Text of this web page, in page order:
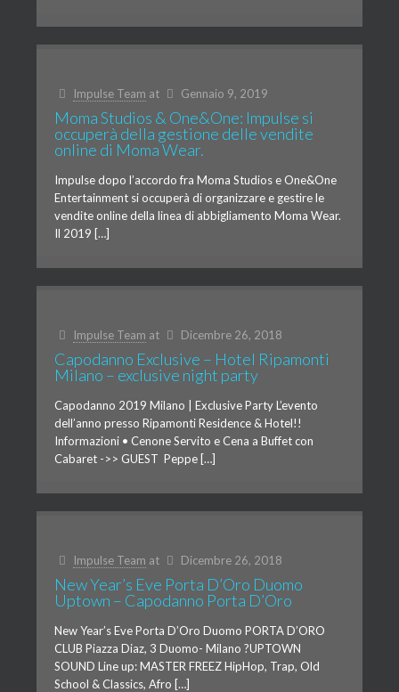
Impulse Team at Gennaio 9, 2019
Moma Studios & One&One: Impulse si
occuperà della gestione delle vendite
online di Moma Wear.
Impulse dopo l’accordo fra Moma Studios e One&One
Entertainment si occuperà di organizzare e gestire le
vendite online della linea di abbigliamento Moma Wear.
Il 2019 […]
Impulse Team at Dicembre 26, 2018
Capodanno Exclusive – Hotel Ripamonti
Milano – exclusive night party
Capodanno 2019 Milano | Exclusive Party L’evento
dell’anno presso Ripamonti Residence & Hotel!!
Informazioni • Cenone Servito e Cena a Buffet con
Cabaret ->> GUEST Peppe […]
Impulse Team at Dicembre 26, 2018
New Year’s Eve Porta D’Oro Duomo
Uptown – Capodanno Porta D’Oro
New Year’s Eve Porta D’Oro Duomo PORTA D’ORO
CLUB Piazza Diaz, 3 Duomo- Milano ?UPTOWN
SOUND Line up: MASTER FREEZ HipHop, Trap, Old
School & Classics, Afro […]